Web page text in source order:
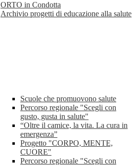
ORTO in Condotta
Archivio progetti di educazione alla salute
Scuole che promuovono salute
Percorso regionale "Scegli con
gusto, gusta in salute"
“Oltre il camice, la vita. La cura in
emergenza”
Progetto "CORPO, MENTE,
CUORE"
Percorso regionale "Scegli con